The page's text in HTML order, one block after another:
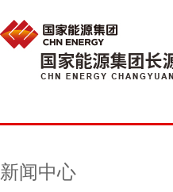
新闻中心